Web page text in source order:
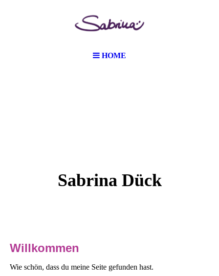
HOME
Sabrina Dück
Willkommen
Wie schön, dass du meine Seite gefunden hast.